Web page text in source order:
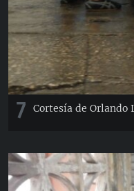
7 Cortesía de Orlando